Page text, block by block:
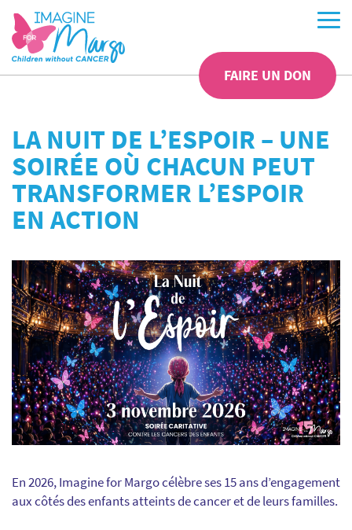
FAIRE UN DON
LA NUIT DE L’ESPOIR – UNE
SOIRÉE OÙ CHACUN PEUT
TRANSFORMER L’ESPOIR
EN ACTION
En 2026, Imagine for Margo célèbre ses 15 ans d’engagement
aux côtés des enfants atteints de cancer et de leurs familles.